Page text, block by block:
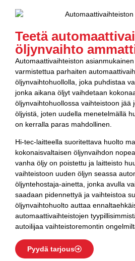
Teetä
öljynvaihto
Automaattivaihteiston
varmistettua parhaiten
öljynvaihtohuollolla, joka puhdistaa
jonka aikana öljyt vaihdetaan
öljynvaihtohuollossa vaihteistoon jää
öljyistä, joten uudella menetelmällä
on kerralla paras mahdollinen.
Hi-tec-laitteella suoritettava huolto
kokonaisvaltaisen öljynvaihdon
vanha öljy on poistettu ja laitteisto
vaihteistoon uuden öljyn seassa
öljyntehostaja-ainetta, jonka avulla
saadaan pidennettyä ja vaihteistoa
öljynvaihtohuolto auttaa
automaattivaihteistojen
autoilijaa vaihteistoremontin
Pyydä tarjous